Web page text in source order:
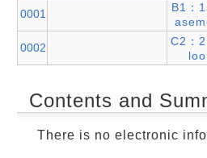
0001
B1：
0002
C2：
Contents and
There is no electronic